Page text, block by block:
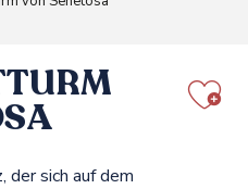
der sich auf dem